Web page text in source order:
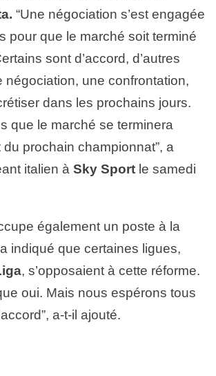
“Une négociation s’est engagée
pour que le marché soit terminé
sont d’accord, d’autres
négociation, une confrontation,
dans les prochains jours.
que le marché se terminera
prochain championnat”, a
italien à Sky Sport le samedi
également un poste à la
indiqué que certaines ligues,
, s’opposaient à cette réforme.
oui. Mais nous espérons tous
a-t-il ajouté.